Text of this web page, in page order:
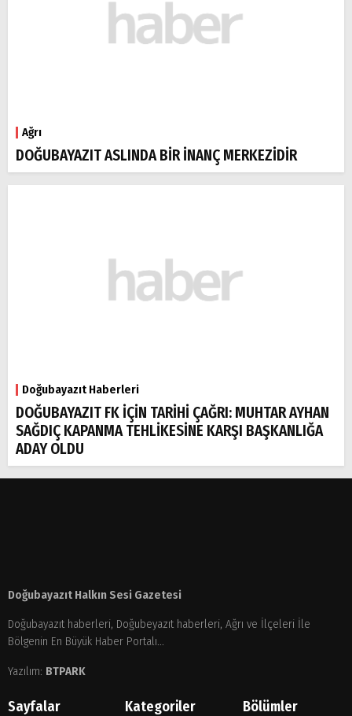
Ağrı
DOĞUBAYAZIT ASLINDA BİR İNANÇ MERKEZİDİR
Doğubayazıt Haberleri
DOĞUBAYAZIT FK İÇİN TARİHİ ÇAĞRI: MUHTAR AYHAN
SAĞDIÇ KAPANMA TEHLİKESİNE KARŞI BAŞKANLIĞA
ADAY OLDU
Doğubayazıt Halkın Sesi Gazetesi
Doğubayazıt haberleri, Doğubeyazıt haberleri, Ağrı ve İlçeleri İle
Bölgenin En Büyük Haber Portalı...
Yazılım: BTPARK
Sayfalar Kategoriler Bölümler